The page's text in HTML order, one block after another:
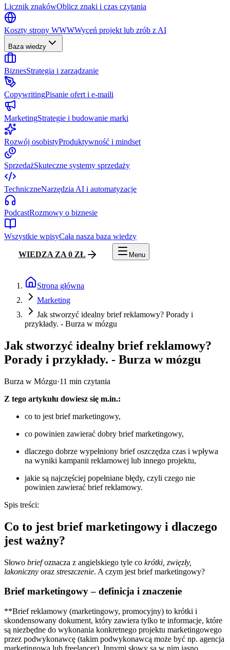
Licznik znakówOblicz znaki i czas czytania
Koszty strony WWWWyceń projekt lub zrób z AI
Baza wiedzy
BiznesStrategia i zarządzanie
CopywritingPisanie ofert i e-maili
MarketingStrategie i budowanie marki
Rozwój osobistyProduktywność i mindset
SprzedażSkuteczne systemy sprzedaży
TechniczneNarzędzia AI i automatyzacje
PodcastRozmowy o biznesie
Wszystkie wpisyCała nasza baza wiedzy
WIEDZA ZA 0 ZŁ Menu
Strona główna
Marketing
Jak stworzyć idealny brief reklamowy? Porady i
przykłady. - Burza w mózgu
Jak stworzyć idealny brief reklamowy?
Porady i przykłady. - Burza w mózgu
Burza w Mózgu·11 min czytania
Z tego artykułu dowiesz się m.in.:
co to jest brief marketingowy,
co powinien zawierać dobry brief marketingowy,
dlaczego dobrze wypełniony brief oszczędza czas i wpływa
na wyniki kampanii reklamowej lub innego projektu,
jakie są najczęściej popełniane błędy, czyli czego nie
powinien zawierać brief reklamowy.
Spis treści:
Co to jest brief marketingowy i dlaczego
jest ważny?
Słowo briefoznacza z angielskiego tyle co krótki, zwięzły,
lakoniczny oraz streszczenie. A czym jest brief marketingowy?
Brief marketingowy – definicja i znaczenie
**Brief reklamowy (marketingowy, promocyjny) to krótki i
skondensowany dokument, który zawiera tylko te informacje, które
są niezbędne do wykonania konkretnego projektu marketingowego
przez podwykonawcę (takim podwykonawcą może być np. agencja
marketingowa lub freelancer). Innymi słowy są w nim jasno